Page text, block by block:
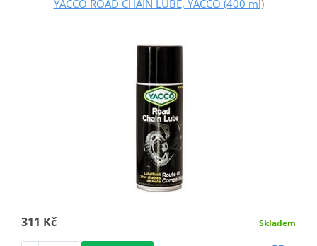
YACCO ROAD CHAIN LUBE, YACCO (400 ml)
311 Kč Skladem